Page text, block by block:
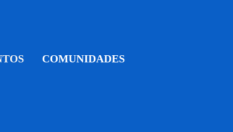
COMUNIDADES